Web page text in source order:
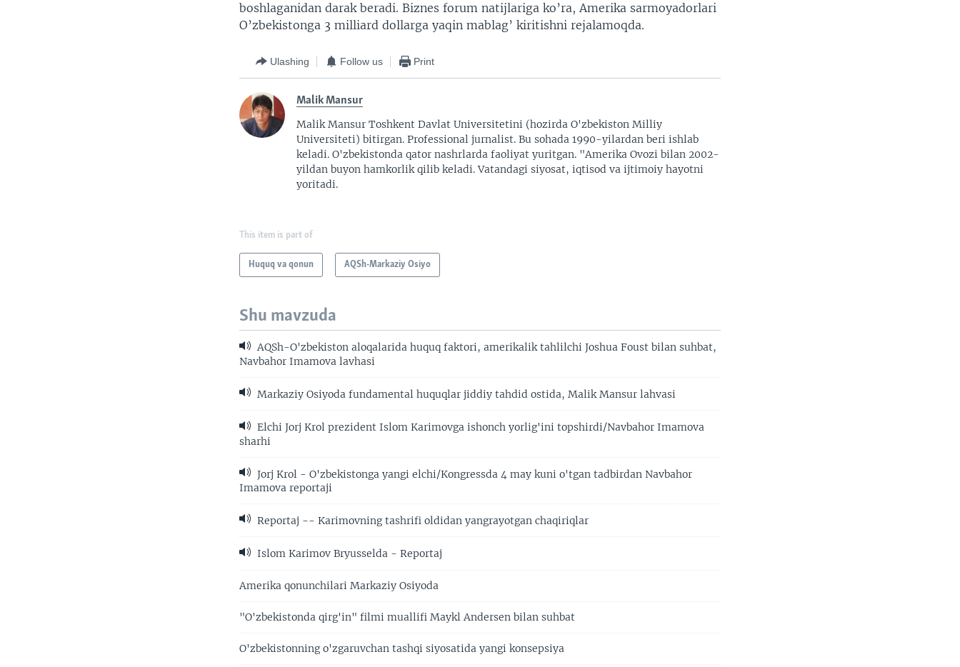
boshlaganidan darak beradi. Biznes forum natijlariga ko’ra, Amerika sarmoyadorlari
O’zbekistonga 3 milliard dollarga yaqin mablag’ kiritishni rejalamoqda.
Ulashing Follow us Print
Malik Mansur
Malik Mansur Toshkent Davlat Universitetini (hozirda O'zbekiston Milliy
Universiteti) bitirgan. Professional jurnalist. Bu sohada 1990-yilardan beri ishlab
keladi. O'zbekistonda qator nashrlarda faoliyat yuritgan. "Amerika Ovozi bilan 2002-
yildan buyon hamkorlik qilib keladi. Vatandagi siyosat, iqtisod va ijtimoiy hayotni
yoritadi.
This item is part of
Huquq va qonun AQSh-Markaziy Osiyo
Shu mavzuda
AQSh-O'zbekiston aloqalarida huquq faktori, amerikalik tahlilchi Joshua Foust bilan suhbat,
Navbahor Imamova lavhasi
Markaziy Osiyoda fundamental huquqlar jiddiy tahdid ostida, Malik Mansur lahvasi
Elchi Jorj Krol prezident Islom Karimovga ishonch yorlig'ini topshirdi/Navbahor Imamova
sharhi
Jorj Krol - O'zbekistonga yangi elchi/Kongressda 4 may kuni o'tgan tadbirdan Navbahor
Imamova reportaji
Reportaj -- Karimovning tashrifi oldidan yangrayotgan chaqiriqlar
Islom Karimov Bryusselda - Reportaj
Amerika qonunchilari Markaziy Osiyoda
"O'zbekistonda qirg'in" filmi muallifi Maykl Andersen bilan suhbat
O'zbekistonning o'zgaruvchan tashqi siyosatida yangi konsepsiya